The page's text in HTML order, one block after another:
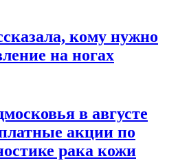
кому нужно
на ногах
в августе
акции по
рака кожи